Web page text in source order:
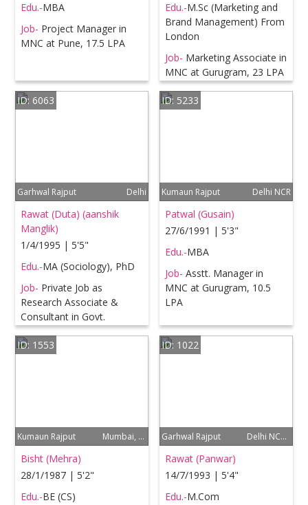
Edu.-MBA
Job- Project Manager in
MNC at Pune, 17.5 LPA
Edu.-M.Sc (Marketing and
Brand Management) From
London
Job- Marketing Associate in
MNC at Gurugram, 23 LPA
ID: 6063
Garhwal Rajput Delhi
Rawat (Duta) (aanshik
Manglik)
1/4/1995 | 5'5"
Edu.-MA (Sociology), PhD
Job- Private Job as
Research Associate &
Consultant in Govt.
Organization at Delhi, 10
LPA
ID: 5233
Kumaun Rajput Delhi NCR
Patwal (Gusain)
27/6/1991 | 5'3"
Edu.-MBA
Job- Asstt. Manager in
MNC at Gurugram, 10.5
LPA
ID: 1553
Kumaun Rajput Mumbai, Delhi NCR
Bisht (Mehra)
28/1/1987 | 5'2"
Edu.-BE (CS)
ID: 1022
Garhwal Rajput Delhi NCR, Pune
Rawat (Panwar)
14/7/1993 | 5'4"
Edu.-M.Com